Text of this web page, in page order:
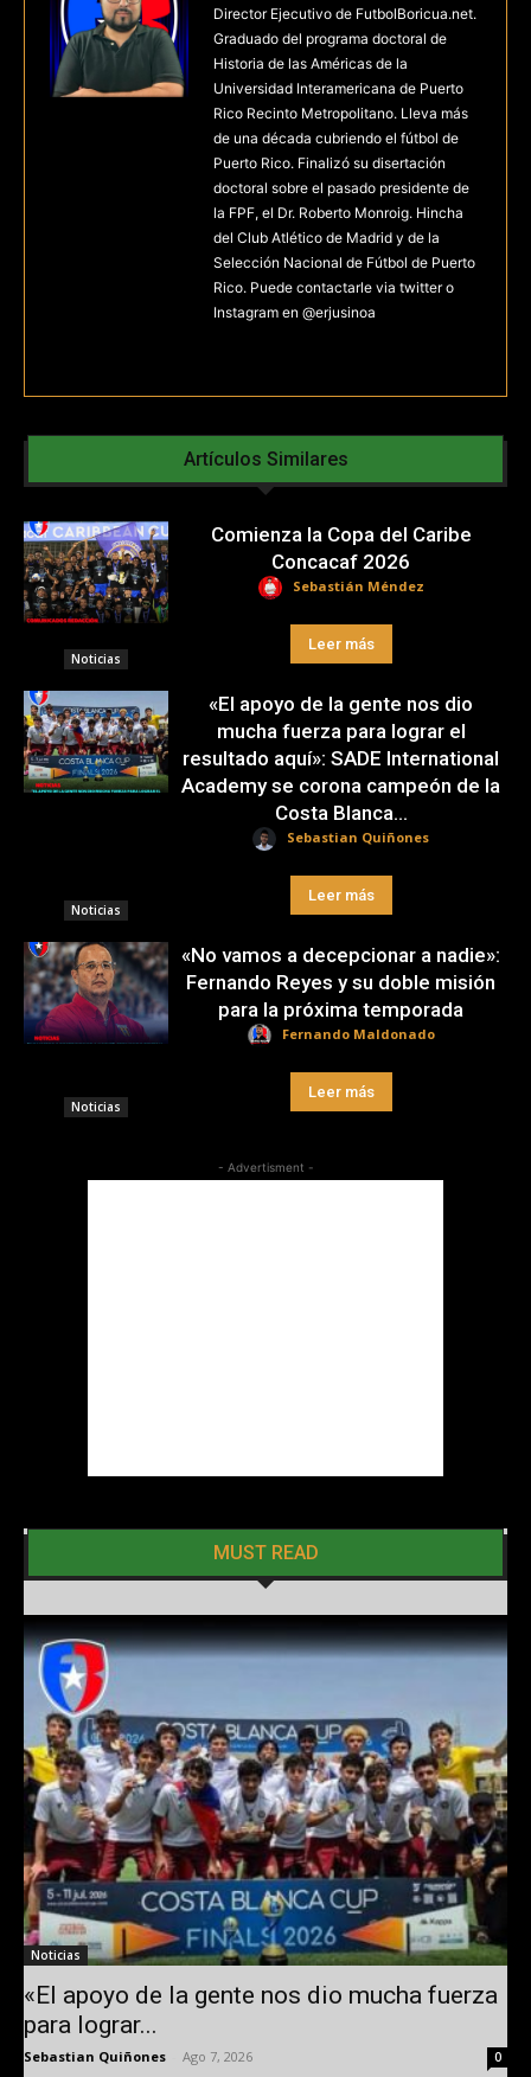
Director Ejecutivo de FutbolBoricua.net.
Graduado del programa doctoral de
Historia de las Américas de la
Universidad Interamericana de Puerto
Rico Recinto Metropolitano. Lleva más
de una década cubriendo el fútbol de
Puerto Rico. Finalizó su disertación
doctoral sobre el pasado presidente de
la FPF, el Dr. Roberto Monroig. Hincha
del Club Atlético de Madrid y de la
Selección Nacional de Fútbol de Puerto
Rico. Puede contactarle via twitter o
Instagram en @erjusinoa
Artículos Similares
Noticias
Comienza la Copa del Caribe
Concacaf 2026
Sebastián Méndez
Leer más
Noticias
«El apoyo de la gente nos dio
mucha fuerza para lograr el
resultado aquí»: SADE International
Academy se corona campeón de la
Costa Blanca...
Sebastian Quiñones
Leer más
Noticias
«No vamos a decepcionar a nadie»:
Fernando Reyes y su doble misión
para la próxima temporada
Fernando Maldonado
Leer más
- Advertisment -
MUST READ
Noticias
«El apoyo de la gente nos dio mucha fuerza
para lograr...
Sebastian Quiñones Ago 7, 2026 0